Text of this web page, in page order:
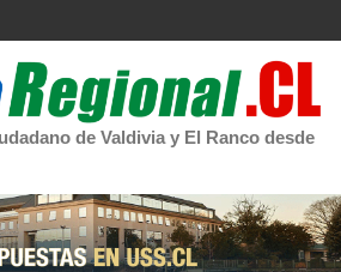
de Valdivia y El Ranco desde